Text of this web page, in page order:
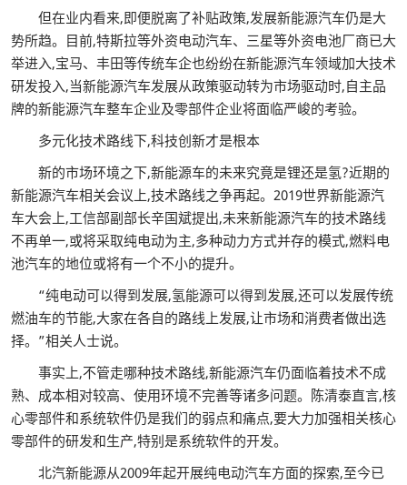
但在业内看来,即便脱离了补贴政策,发展新能源汽车仍是大
势所趋。目前,特斯拉等外资电动汽车、三星等外资电池厂商已大
举进入,宝马、丰田等传统车企也纷纷在新能源汽车领域加大技术
研发投入,当新能源汽车发展从政策驱动转为市场驱动时,自主品
牌的新能源汽车整车企业及零部件企业将面临严峻的考验。
多元化技术路线下,科技创新才是根本
新的市场环境之下,新能源车的未来究竟是锂还是氢?近期的
新能源汽车相关会议上,技术路线之争再起。2019世界新能源汽
车大会上,工信部副部长辛国斌提出,未来新能源汽车的技术路线
不再单一,或将采取纯电动为主,多种动力方式并存的模式,燃料电
池汽车的地位或将有一个不小的提升。
“纯电动可以得到发展,氢能源可以得到发展,还可以发展传统
燃油车的节能,大家在各自的路线上发展,让市场和消费者做出选
择。”相关人士说。
事实上,不管走哪种技术路线,新能源汽车仍面临着技术不成
熟、成本相对较高、使用环境不完善等诸多问题。陈清泰直言,核
心零部件和系统软件仍是我们的弱点和痛点,要大力加强相关核心
零部件的研发和生产,特别是系统软件的开发。
北汽新能源从2009年起开展纯电动汽车方面的探索,至今已